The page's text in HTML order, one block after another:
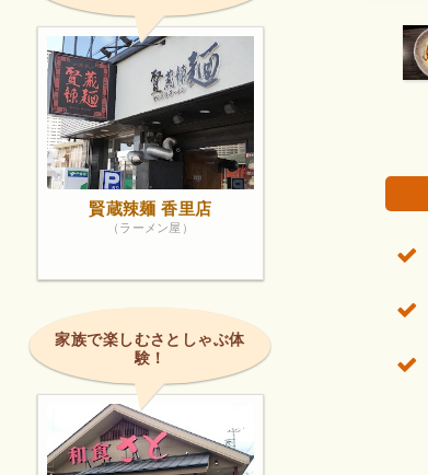
保護されている場合があります。
賢蔵辣麺 香里店
（ラーメン屋）
家族で楽しむさとしゃぶ体
験！